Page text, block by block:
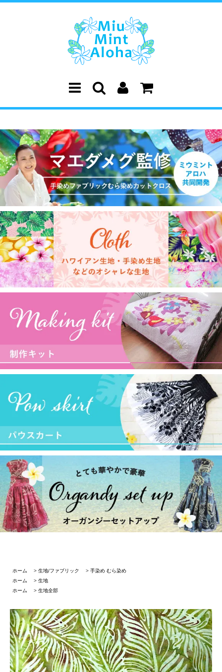
ホーム > 生地/ファブリック > 手染め むら染め
ホーム
> 生地
ホーム
> 生地全部